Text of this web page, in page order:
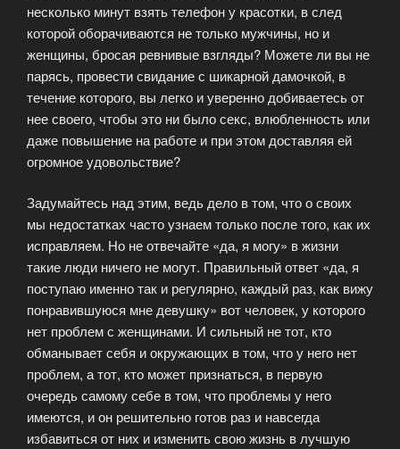
несколько минут взять телефон у красотки, в след
которой оборачиваются не только мужчины, но и
женщины, бросая ревнивые взгляды? Можете ли вы не
парясь, провести свидание с шикарной дамочкой, в
течение которого, вы легко и уверенно добиваетесь от
нее своего, чтобы это ни было секс, влюбленность или
даже повышение на работе и при этом доставляя ей
огромное удовольствие?
Задумайтесь над этим, ведь дело в том, что о своих
мы недостатках часто узнаем только после того, как их
исправляем. Но не отвечайте «да, я могу» в жизни
такие люди ничего не могут. Правильный ответ «да, я
поступаю именно так и регулярно, каждый раз, как вижу
понравившуюся мне девушку» вот человек, у которого
нет проблем с женщинами. И сильный не тот, кто
обманывает себя и окружающих в том, что у него нет
проблем, а тот, кто может признаться, в первую
очередь самому себе в том, что проблемы у него
имеются, и он решительно готов раз и навсегда
избавиться от них и изменить свою жизнь в лучшую